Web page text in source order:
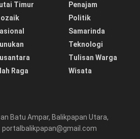
Timur
Raga
Penajam
Politik
Samarinda
Teknologi
Tulisan Warga
Wisata
Batu Ampar, Balikpapan Utara,
portalbalikpapan@gmail.com